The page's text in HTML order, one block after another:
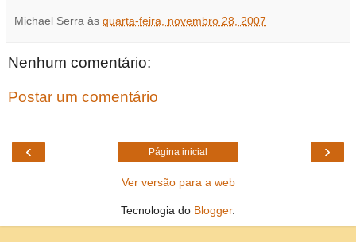
Michael Serra às quarta-feira, novembro 28, 2007
Nenhum comentário:
Postar um comentário
‹ ›
Página inicial
Ver versão para a web
Tecnologia do Blogger.